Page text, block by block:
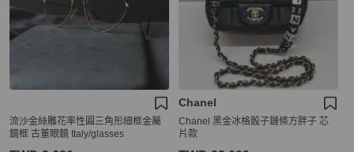
流沙金絲雕花率性圓三角形細框金屬
鏡框 古董眼鏡 Italy/glasses
Chanel
Chanel 黑金冰格骰子鏈條方胖子 芯
片款